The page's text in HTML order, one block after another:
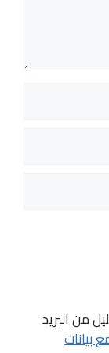
من البريد
بيانات